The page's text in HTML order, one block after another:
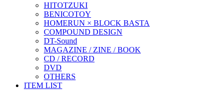
HITOTZUKI
BENICOTOY
HOMERUN × BLOCK BASTA
COMPOUND DESIGN
DT-Sound
MAGAZINE / ZINE / BOOK
CD / RECORD
DVD
OTHERS
ITEM LIST